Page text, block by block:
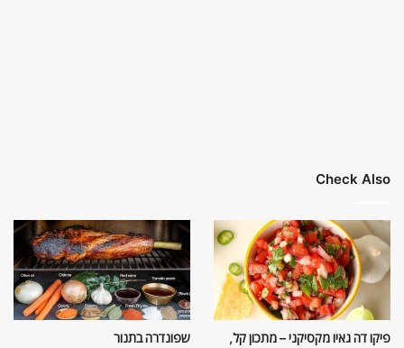
Check Also
פיקו דה גאיו מקסיקני – מתכון קל,
שפונדרה בתנור